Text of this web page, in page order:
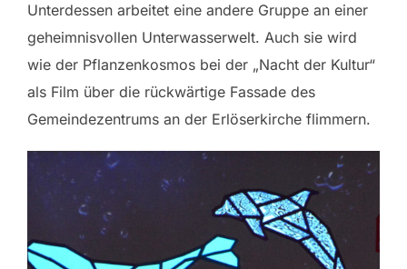
Unterdessen arbeitet eine andere Gruppe an einer
geheimnisvollen Unterwasserwelt. Auch sie wird
wie der Pflanzenkosmos bei der „Nacht der Kultur“
als Film über die rückwärtige Fassade des
Gemeindezentrums an der Erlöserkirche flimmern.